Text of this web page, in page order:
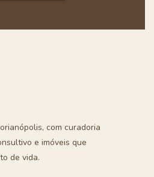
com curadoria
e imóveis que
de vida.